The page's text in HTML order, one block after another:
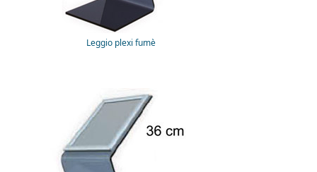
Leggio plexi fumè